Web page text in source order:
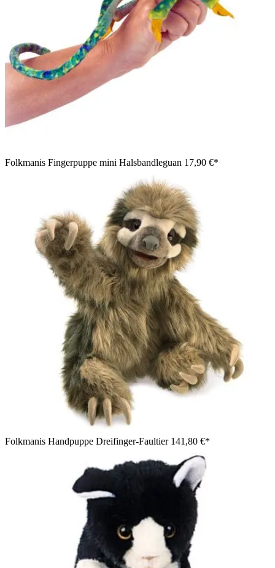
Folkmanis Fingerpuppe mini Halsbandleguan 17,90 €*
Folkmanis Handpuppe Dreifinger-Faultier 141,80 €*